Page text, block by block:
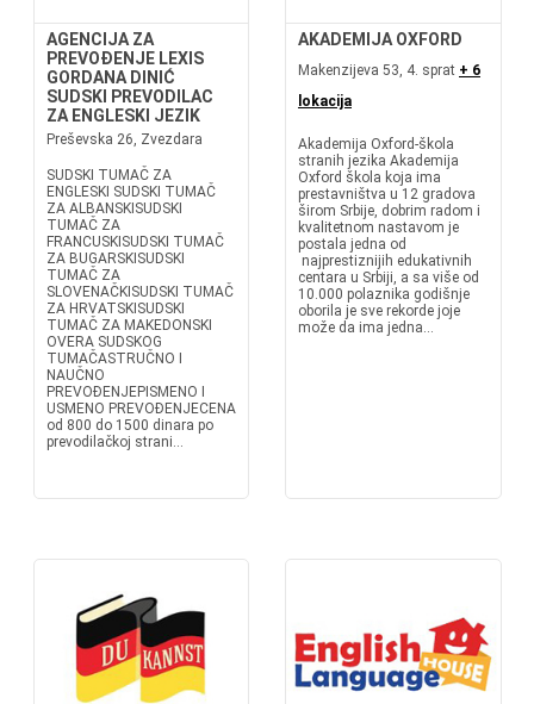
AGENCIJA ZA
PREVOĐENJE LEXIS
GORDANA DINIĆ
SUDSKI PREVODILAC
ZA ENGLESKI JEZIK
Preševska 26, Zvezdara
SUDSKI TUMAČ ZA
ENGLESKI SUDSKI TUMAČ
ZA ALBANSKISUDSKI
TUMAČ ZA
FRANCUSKISUDSKI TUMAČ
ZA BUGARSKISUDSKI
TUMAČ ZA
SLOVENAČKISUDSKI TUMAČ
ZA HRVATSKISUDSKI
TUMAČ ZA MAKEDONSKI
OVERA SUDSKOG
TUMAČASTRUČNO I
NAUČNO
PREVOĐENJEPISMENO I
USMENO PREVOĐENJECENA
od 800 do 1500 dinara po
prevodilačkoj strani...
AKADEMIJA OXFORD
Makenzijeva 53, 4. sprat + 6
lokacija
Akademija Oxford-škola
stranih jezika Akademija
Oxford škola koja ima
prestavništva u 12 gradova
širom Srbije, dobrim radom i
kvalitetnom nastavom je
postala jedna od
najprestiznijih edukativnih
centara u Srbiji, a sa više od
10.000 polaznika godišnje
oborila je sve rekorde joje
može da ima jedna...